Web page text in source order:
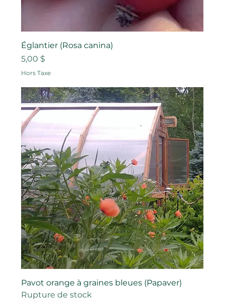
Églantier (Rosa canina)
Prix
5,00 $
Hors Taxe
Pavot orange à graines bleues (Papaver)
Rupture de stock